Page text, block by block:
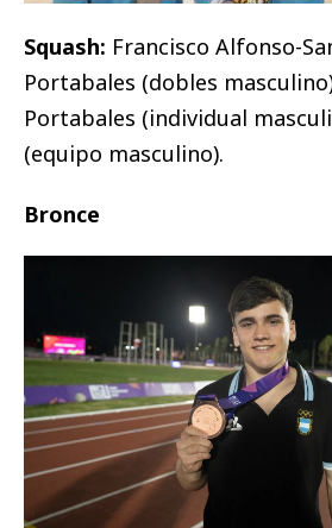
Squash: Francisco Alfonso-
Portabales (dobles
Portabales (individual
(equipo masculino).
Bronce